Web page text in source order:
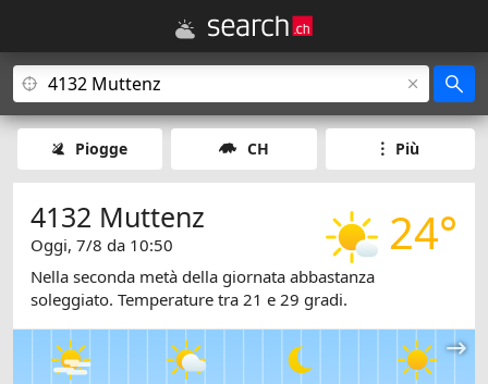
Piogge CH Più
24°
4132 Muttenz
Oggi, 7/8 da 10:50
Nella seconda metà della giornata abbastanza
soleggiato. Temperature tra 21 e 29 gradi.